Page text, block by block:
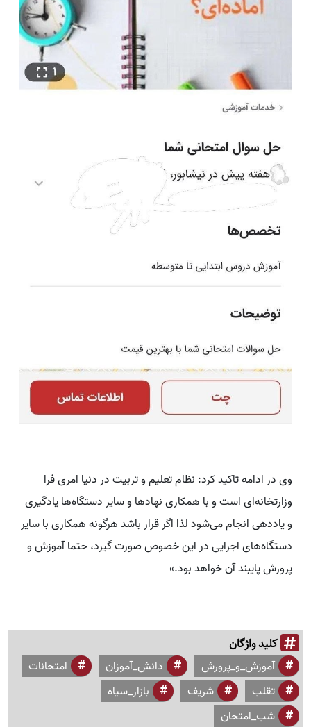
وی در ادامه تاکید کرد: نظام تعلیم و تربیت در دنیا امری فرا
وزارتخانه‌ای است و با همکاری نهادها و سایر دستگاه‌ها یادگیری
و یاددهی انجام می‌شود لذا اگر قرار باشد هرگونه همکاری با سایر
دستگاه‌های اجرایی در این خصوص صورت گیرد، حتما آموزش و
پرورش پایبند آن خواهد بود.»
کلید واژگان
آموزش_و_پرورش دانش_آموزان
امتحانات
تقلب
شریف
بازار_سیاه
شب_امتحان